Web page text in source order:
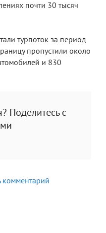
почти 30 тысяч
турпоток за период
пропустили около
и 830
Поделитесь с
комментарий